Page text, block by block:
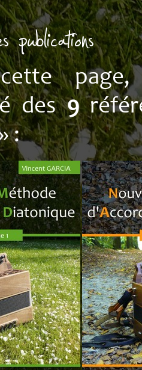
des9
: